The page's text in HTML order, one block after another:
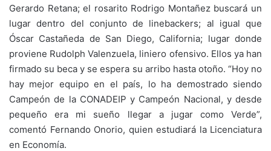
Gerardo Retana; el rosarito Rodrigo Montañez buscará un
lugar dentro del conjunto de linebackers; al igual que
Óscar Castañeda de San Diego, California; lugar donde
proviene Rudolph Valenzuela, liniero ofensivo. Ellos ya han
firmado su beca y se espera su arribo hasta otoño. “Hoy no
hay mejor equipo en el país, lo ha demostrado siendo
Campeón de la CONADEIP y Campeón Nacional, y desde
pequeño era mi sueño llegar a jugar como Verde”,
comentó Fernando Onorio, quien estudiará la Licenciatura
en Economía.